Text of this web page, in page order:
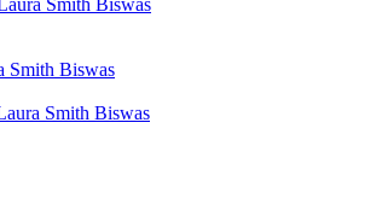
Smith Biswas
Smith Biswas